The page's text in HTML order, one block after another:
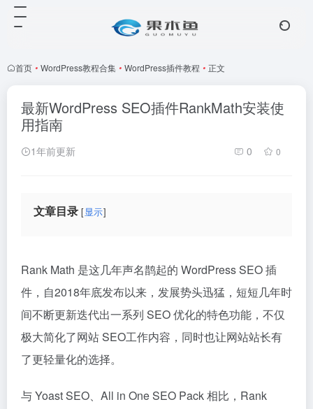
首页 • WordPress教程合集 • WordPress插件教程 • 正文
最新WordPress SEO插件RankMath安装使
用指南
1年前更新 0 0
文章目录 显示
Rank Math 是这几年声名鹊起的 WordPress SEO 插
件，自2018年底发布以来，发展势头迅猛，短短几年时
间不断更新迭代出一系列 SEO 优化的特色功能，不仅
极大简化了网站 SEO工作内容，同时也让网站站长有
了更轻量化的选择。
与 Yoast SEO、All in One SEO Pack 相比，Rank